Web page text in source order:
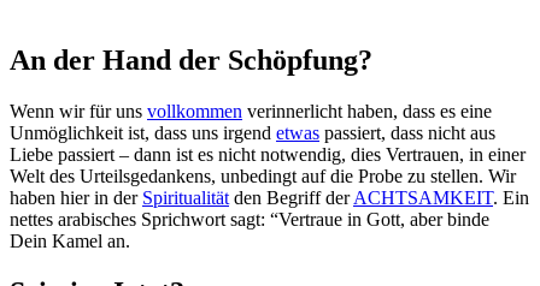
An der Hand der Schöpfung?
Wenn wir für uns vollkommen verinnerlicht haben, dass es eine
Unmöglichkeit ist, dass uns irgend etwas passiert, dass nicht aus
Liebe passiert – dann ist es nicht notwendig, dies Vertrauen, in einer
Welt des Urteilsgedankens, unbedingt auf die Probe zu stellen. Wir
haben hier in der Spiritualität den Begriff derACHTSAMKEIT. Ein
nettes arabisches Sprichwort sagt: “Vertraue in Gott, aber binde
Dein Kamel an.